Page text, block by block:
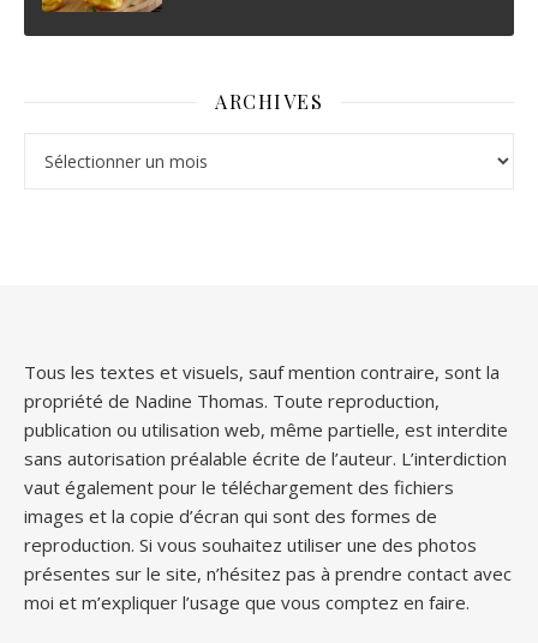
ARCHIVES
Tous les textes et visuels, sauf mention contraire, sont la
propriété de Nadine Thomas. Toute reproduction,
publication ou utilisation web, même partielle, est interdite
sans autorisation préalable écrite de l’auteur. L’interdiction
vaut également pour le téléchargement des fichiers
images et la copie d’écran qui sont des formes de
reproduction. Si vous souhaitez utiliser une des photos
présentes sur le site, n’hésitez pas à prendre contact avec
moi et m’expliquer l’usage que vous comptez en faire.